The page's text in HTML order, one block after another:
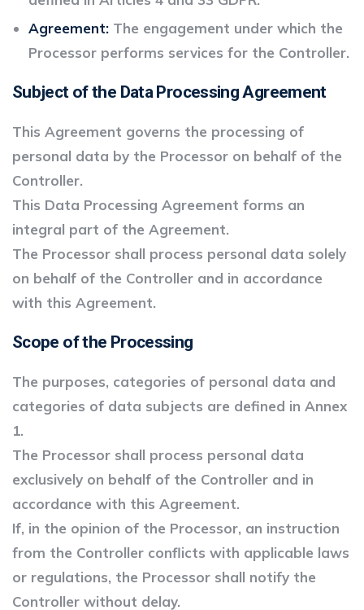
Agreement: The engagement under which the
Processor performs services for the Controller.
Subject of the Data Processing Agreement
This Agreement governs the processing of
personal data by the Processor on behalf of the
Controller.
This Data Processing Agreement forms an
integral part of the Agreement.
The Processor shall process personal data solely
on behalf of the Controller and in accordance
with this Agreement.
Scope of the Processing
The purposes, categories of personal data and
categories of data subjects are defined in Annex
1.
The Processor shall process personal data
exclusively on behalf of the Controller and in
accordance with this Agreement.
If, in the opinion of the Processor, an instruction
from the Controller conflicts with applicable laws
or regulations, the Processor shall notify the
Controller without delay.